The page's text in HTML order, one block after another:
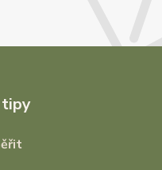
tipy